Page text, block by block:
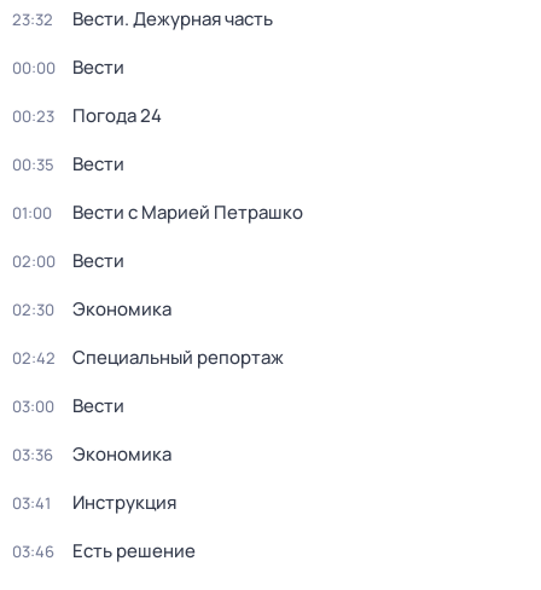
23:32 Вести. Дежурная часть
00:00 Вести
00:23 Погода 24
00:35 Вести
01:00 Вести с Марией Петрашко
02:00 Вести
02:30 Экономика
02:42 Специальный репортаж
03:00 Вести
03:36 Экономика
03:41 Инструкция
03:46 Есть решение